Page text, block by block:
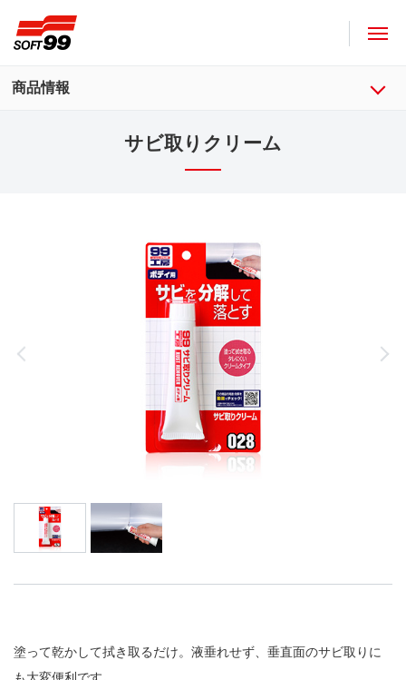
商品情報
サビ取りクリーム
塗って乾かして拭き取るだけ。液垂れせず、垂直面のサビ取りに